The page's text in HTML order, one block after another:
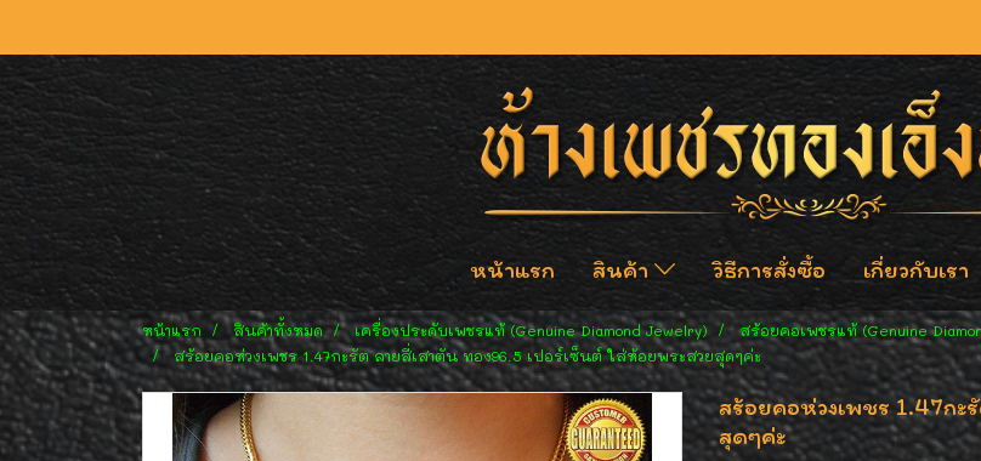
หน้าแรก สินค้า วิธีการสั่งซื้อ เกี่ยวกับเรา
หน้าแรก สินค้าทั้งหมด เครื่องประดับเพชรแท้ (Genuine Diamond Jewelry)
สร้อยคอเพชรแท้ (Genuine
สร้อยคอห่วงเพชร 1.47กะรัต ลายสี่เสาตัน ทอง96.5 เปอร์เซ็นต์ ใส่ห้อยพระสวยสุดๆค่ะ
สร้อยคอห่วงเพชร 1.47กะ
สุดๆค่ะ